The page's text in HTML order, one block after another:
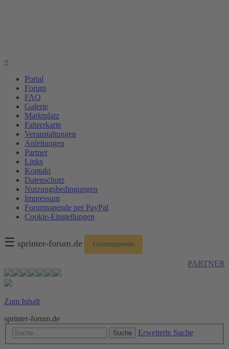
×
Portal
Forum
FAQ
Galerie
Marktplatz
Fahrerkarte
Veranstaltungen
Anleitungen
Partner
Links
Kontakt
Datenschutz
Nutzungsbedingungen
Impressum
Forumsspende per PayPal
Cookie-Einstellungen
☰ sprinter-forum.de Forumsspende
PARTNER
Zum Inhalt
sprinter-forum.de
Suche Erweiterte Suche